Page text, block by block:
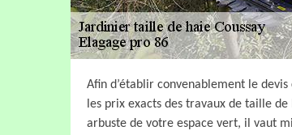
Afin d’établir convenablement le devis
les prix exacts des travaux de taille de
arbuste de votre espace vert, il vaut